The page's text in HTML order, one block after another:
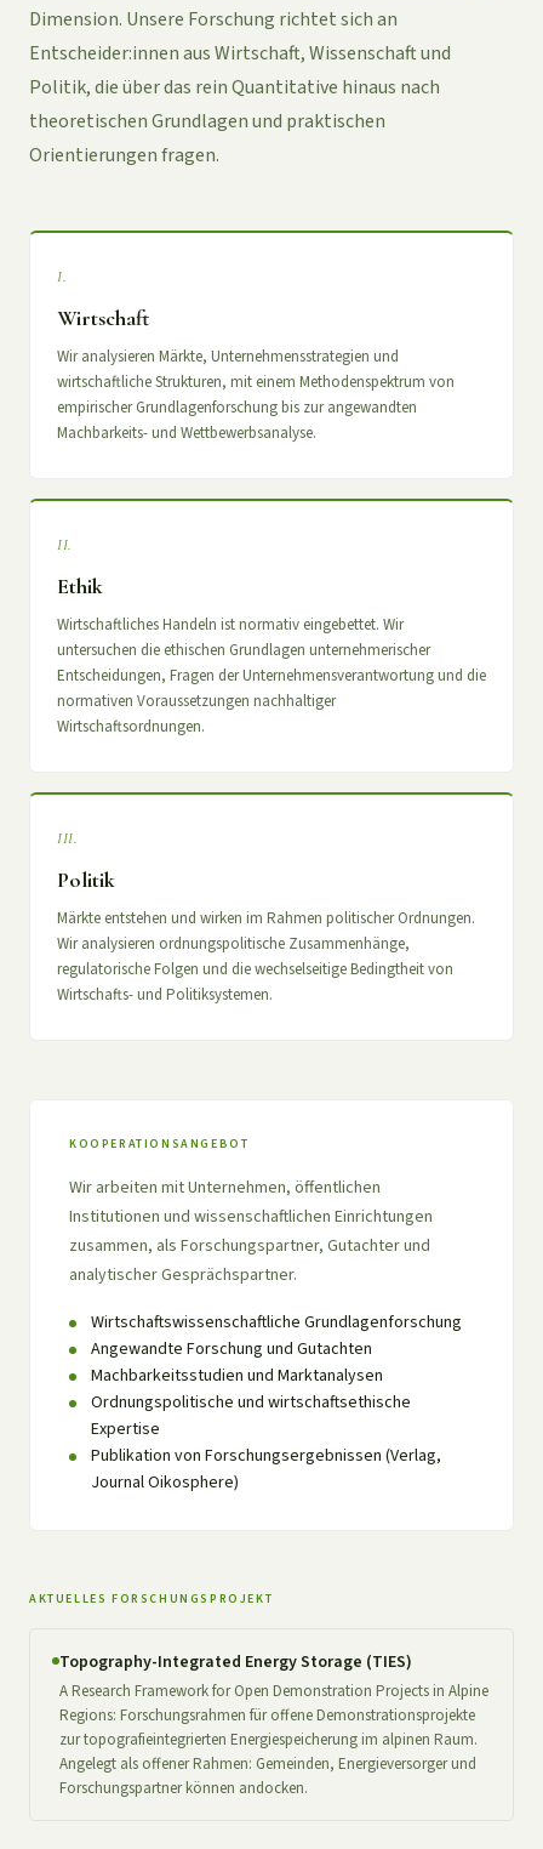
Dimension. Unsere Forschung richtet sich an
Entscheider:innen aus Wirtschaft, Wissenschaft und
Politik, die über das rein Quantitative hinaus nach
theoretischen Grundlagen und praktischen
Orientierungen fragen.
I.
Wirtschaft
Wir analysieren Märkte, Unternehmensstrategien und
wirtschaftliche Strukturen, mit einem Methodenspektrum von
empirischer Grundlagenforschung bis zur angewandten
Machbarkeits- und Wettbewerbsanalyse.
II.
Ethik
Wirtschaftliches Handeln ist normativ eingebettet. Wir
untersuchen die ethischen Grundlagen unternehmerischer
Entscheidungen, Fragen der Unternehmensverantwortung und die
normativen Voraussetzungen nachhaltiger
Wirtschaftsordnungen.
III.
Politik
Märkte entstehen und wirken im Rahmen politischer Ordnungen.
Wir analysieren ordnungspolitische Zusammenhänge,
regulatorische Folgen und die wechselseitige Bedingtheit von
Wirtschafts- und Politiksystemen.
KOOPERATIONSANGEBOT
Wir arbeiten mit Unternehmen, öffentlichen
Institutionen und wissenschaftlichen Einrichtungen
zusammen, als Forschungspartner, Gutachter und
analytischer Gesprächspartner.
Wirtschaftswissenschaftliche Grundlagenforschung
Angewandte Forschung und Gutachten
Machbarkeitsstudien und Marktanalysen
Ordnungspolitische und wirtschaftsethische
Expertise
Publikation von Forschungsergebnissen (Verlag,
Journal Oikosphere)
AKTUELLES FORSCHUNGSPROJEKT
Topography-Integrated Energy Storage (TIES)
A Research Framework for Open Demonstration Projects in Alpine
Regions: Forschungsrahmen für offene Demonstrationsprojekte
zur topografieintegrierten Energiespeicherung im alpinen Raum.
Angelegt als offener Rahmen: Gemeinden, Energieversorger und
Forschungspartner können andocken.